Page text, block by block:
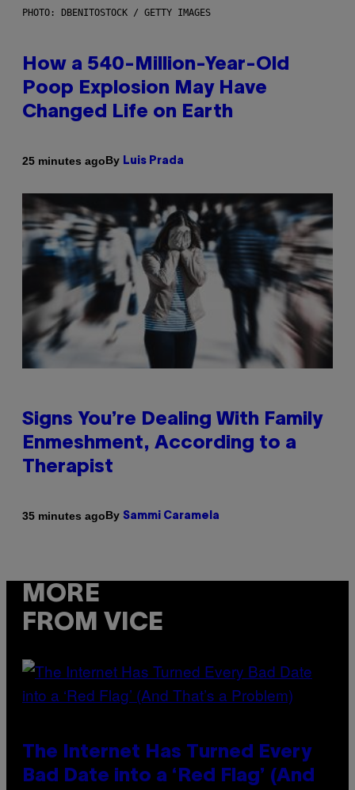
PHOTO: DBENITOSTOCK / GETTY IMAGES
How a 540-Million-Year-Old
Poop Explosion May Have
Changed Life on Earth
25 minutes agoBy Luis Prada
Signs You’re Dealing With Family
Enmeshment, According to a
Therapist
35 minutes agoBy Sammi Caramela
MORE
FROM VICE
The Internet Has Turned Every
Bad Date into a ‘Red Flag’ (And